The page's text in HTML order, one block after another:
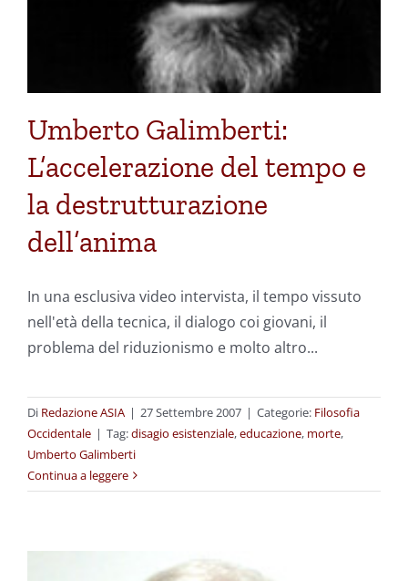
Umberto Galimberti:
L’accelerazione del tempo e
la destrutturazione
dell’anima
In una esclusiva video intervista, il tempo vissuto
nell'età della tecnica, il dialogo coi giovani, il
problema del riduzionismo e molto altro...
Di Redazione ASIA | 27 Settembre 2007 | Categorie: Filosofia
Occidentale | Tag:disagio esistenziale,educazione, morte,
Umberto Galimberti
Continua a leggere